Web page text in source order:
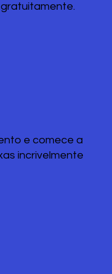
e comece a
incrivelmente